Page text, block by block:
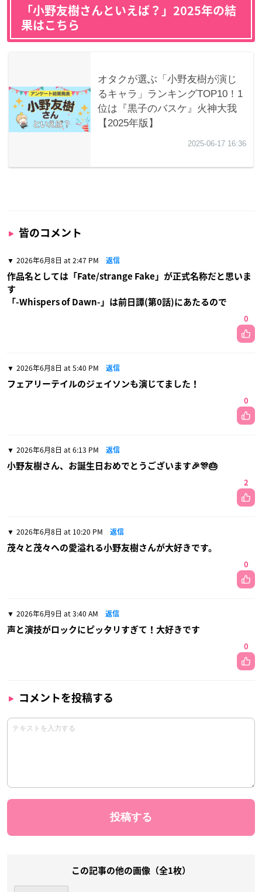
「小野友樹さんといえば？」2025年の結
果はこちら
皆のコメント
2026年6月8日 at 2:47 PM 返信
作品名としては「Fate/strange Fake」が正式名称だと思いま
す
「-Whispers of Dawn-」は前日譚(第0話)にあたるので
0
2026年6月8日 at 5:40 PM 返信
フェアリーテイルのジェイソンも演じてました！
0
2026年6月8日 at 6:13 PM 返信
小野友樹さん、お誕生日おめでとうございます🎉🎊🎂
2
2026年6月8日 at 10:20 PM 返信
茂々と茂々への愛溢れる小野友樹さんが大好きです。
0
2026年6月9日 at 3:40 AM 返信
声と演技がロックにピッタリすぎて！大好きです
0
コメントを投稿する
この記事の他の画像（全1枚）